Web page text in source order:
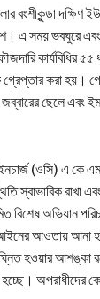
বংশীকুন্ডা দক্ষিণ
এ সময় ভবঘুরে এবং
কার্যবিধির
করা হয়।
ছেলে এবং
(ওসি) এ কে এম
স্বাভাবিক রাখা
বিশেষ অভিযান
আওতায় আনা
হওয়ার
অপরাধীদের